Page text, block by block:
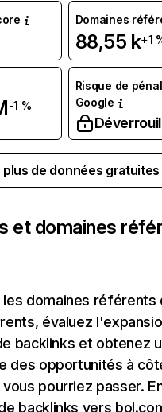
Domaines
88,55 k+1
-1 %
Risque de
Google
plus de données
et domaines
les domaines référents
évaluez
backlinks et obtenez
des opportunités à
pourriez passer.
backlinks vers